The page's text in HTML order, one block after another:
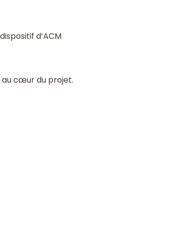
d’ACM
cœur du projet.